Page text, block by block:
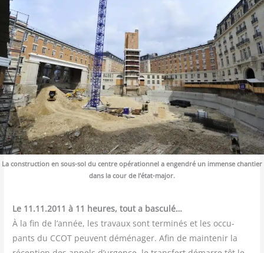
La construc­tion en sous-sol du centre opé­ra­tion­nel a engen­dré un immense chan­tier
dans la cour de l’état-major.
Le 11.11.2011 à 11 heures, tout a bas­cu­lé…
À la fin de l’année, les tra­vaux sont ter­mi­nés et les occu­
pants du CCOT peuvent démé­na­ger. Afin de main­te­nir la